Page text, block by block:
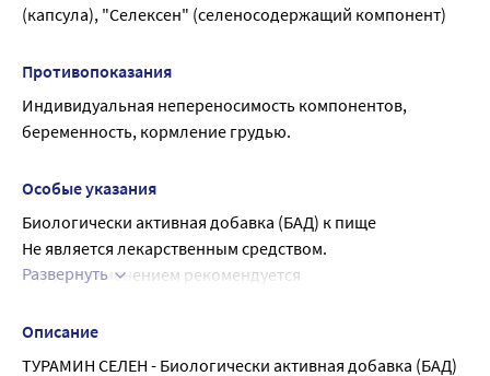
(капсула), "Селексен" (селеносодержащий компонент)
Противопоказания
Индивидуальная непереносимость компонентов,
беременность, кормление грудью.
Особые указания
Биологически активная добавка (БАД) к пище
Не является лекарственным средством.
Перед применением рекомендуется
Развернуть
Описание
ТУРАМИН СЕЛЕН - Биологически активная добавка (БАД)